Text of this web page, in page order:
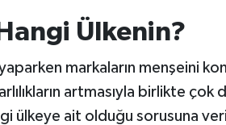
Ülkenin?
yaparken markaların menşeini
artmasıyla birlikte çok
ülkeye ait olduğu sorusuna